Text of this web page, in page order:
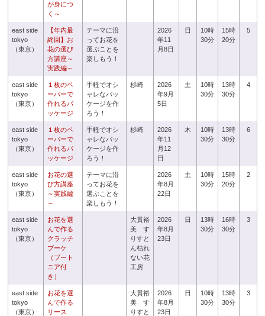
が身につ
く～
east side
tokyo
（東京）
【年内最
終回】お
花の選び
方講座～
実践編～
テーマに沿
ってお花を
選ぶことを
楽しもう！
2026
年11
月8日
日
10時
30分
15時
20分
5
east side
tokyo
（東京）
１枚のペ
ーパーで
作れるパ
ッケージ
手軽でオシ
ャレなパッ
ケージを作
ろう！
杉崎
2026
年9月
5日
土
10時
30分
13時
30分
4
east side
tokyo
（東京）
１枚のペ
ーパーで
作れるパ
ッケージ
手軽でオシ
ャレなパッ
ケージを作
ろう！
杉崎
2026
年11
月12
日
木
10時
30分
13時
30分
6
east side
tokyo
（東京）
お花の選
び方講座
～実践編
～
テーマに沿
ってお花を
選ぶことを
楽しもう！
2026
年8月
22日
土
10時
30分
15時
20分
2
east side
tokyo
（東京）
お花を選
んで作る
クラッチ
ブーケ
（ブート
ニア付
き）
大貫裕
美 す
りすと
ん枯れ
ない花
工房
2026
年8月
23日
日
13時
30分
16時
30分
3
east side
tokyo
（東京）
お花を選
んで作る
リース
大貫裕
美 す
りすと
2026
年8月
23日
日
10時
30分
13時
30分
3